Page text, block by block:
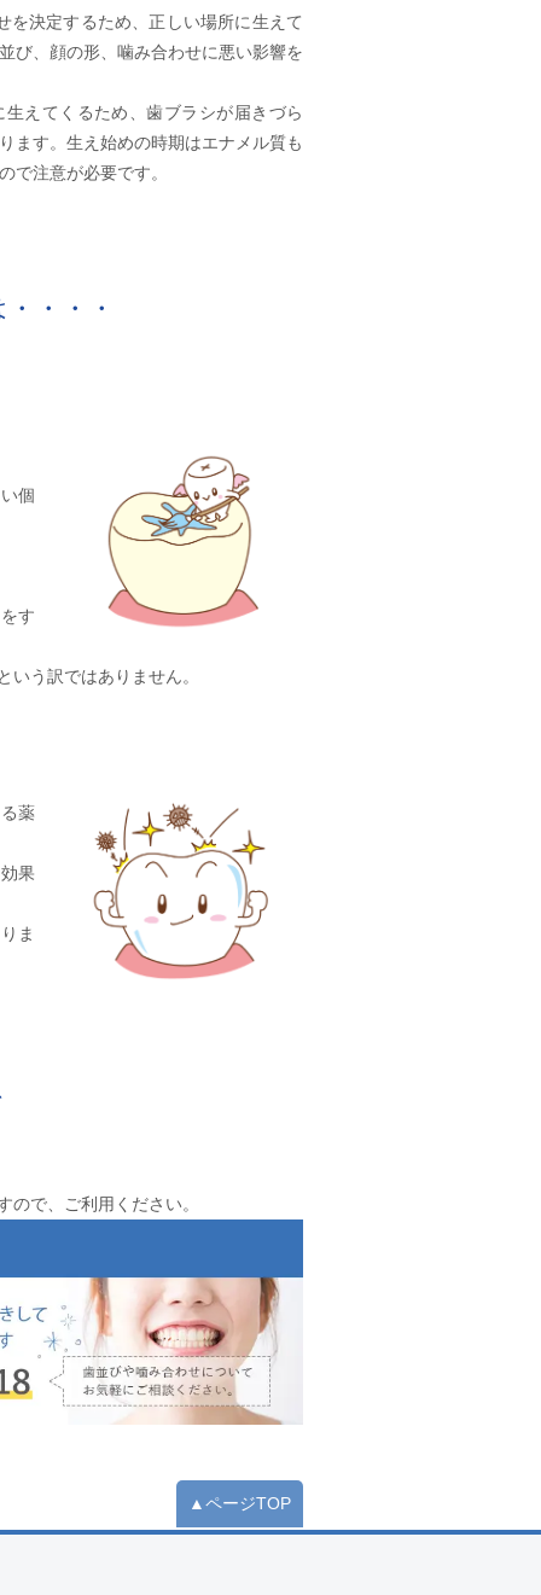
を決定するため、正しい場所に生えて
び、顔の形、噛み合わせに悪い影響を
えてくるため、歯ブラシが届きづら
ます。生え始めの時期はエナメル質も
で注意が必要です。
・・・
個
す
う訳ではありません。
薬
果
ま
で、ご利用ください。
▲ページTOP